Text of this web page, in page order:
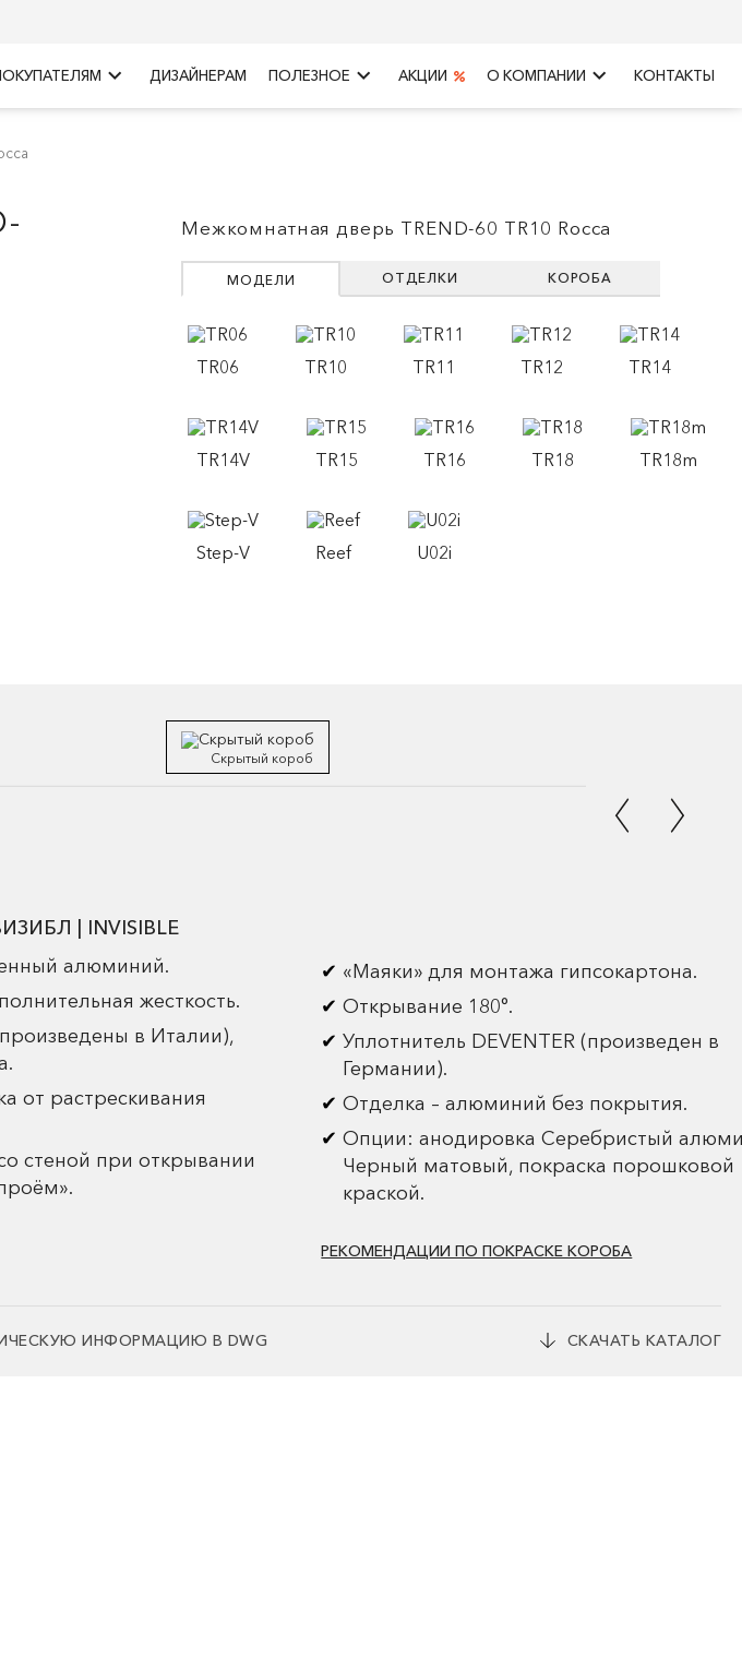
keyboard_arrow_right ДИЗАЙНЕРАМ ПОЛЕЗНОЕ keyboard_arrow_right АКЦИИ О КОМПАНИИ keyboard_arrow_right КОНТАКТЫ
Межкомнатная дверь TREND-60 TR10 Rocca
МОДЕЛИ ОТДЕЛКИ КОРОБА
TR06 TR10 TR11 TR12 TR14
TR14V TR15 TR16 TR18 TR18m
Step-V Reef U02i
Скрытый короб
| INVISIBLE
алюминий.
жесткость.
в Италии),
от растрескивания
стеной при открывании
«Маяки» для монтажа гипсокартона.
Открывание 180°.
Уплотнитель DEVENTER (произведен в
Германии).
Отделка – алюминий без покрытия.
Опции: анодировка Серебристый
Черный матовый, покраска порошковой
краской.
РЕКОМЕНДАЦИИ ПО ПОКРАСКЕ КОРОБА
ИНФОРМАЦИЮ В DWG СКАЧАТЬ КАТАЛОГ